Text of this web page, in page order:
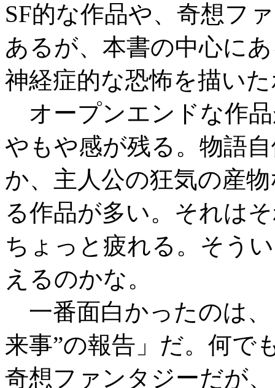
SF的な作品や、奇想フ
あるが、本書の中心に
神経症的な恐怖を描い
オープンエンドな作
やもや感が残る。物語
か、主人公の狂気の産
る作品が多い。それは
ちょっと疲れる。そう
えるのかな。
一番面白かったのは
来事”の報告」だ。何で
奇想ファンタジーだが